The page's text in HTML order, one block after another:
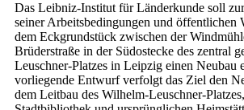
Das Leibniz-Institut für Länderkunde soll
seiner Arbeitsbedingungen und öffentlichen
dem Eckgrundstück zwischen der
Brüderstraße in der Südostecke des zentral
Leuschner-Platzes in Leipzig einen Neubau
vorliegende Entwurf verfolgt das Ziel den
dem Leitbau des Wilhelm-Leuschner-